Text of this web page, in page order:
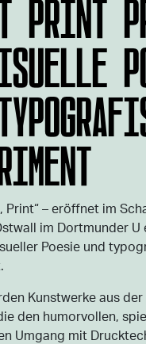
Print“ – eröffnet im
im Dortmunder U
Poesie und
Kunstwerke aus
den humorvollen,
Umgang mit